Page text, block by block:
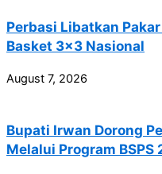
Perbasi Libatkan
Basket 3×3 Nasional
August 7, 2026
Bupati Irwan Dorong
Melalui Program